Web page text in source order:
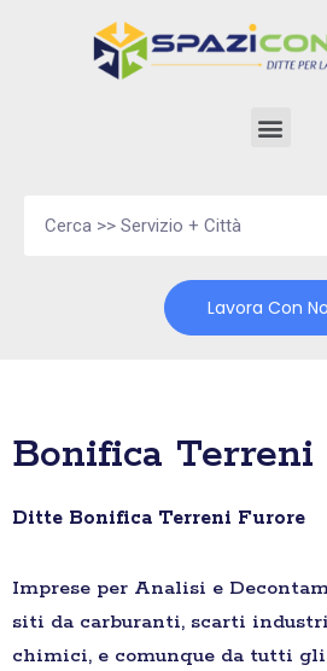
Lavora Con
Bonifica Terreni
Ditte Bonifica Terreni Furore
Imprese per Analisi e
siti da carburanti, scarti
chimici, e comunque da tutti